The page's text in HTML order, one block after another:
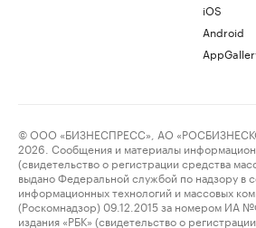
iOS
Android
© ООО «БИЗНЕСПРЕСС», АО
2026. Сообщения и материалы
(свидетельство о регистрации средства
выдано Федеральной службой по надзору в
информационных технологий и массовых
(Роскомнадзор) 09.12.2015 за номером ИА
издания «РБК» (свидетельство о